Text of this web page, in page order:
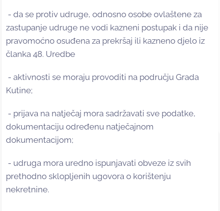
- da se protiv udruge, odnosno osobe ovlaštene za
zastupanje udruge ne vodi kazneni postupak i da nije
pravomoćno osuđena za prekršaj ili kazneno djelo iz
članka 48. Uredbe
- aktivnosti se moraju provoditi na području Grada
Kutine;
- prijava na natječaj mora sadržavati sve podatke,
dokumentaciju određenu natječajnom
dokumentacijom;
- udruga mora uredno ispunjavati obveze iz svih
prethodno sklopljenih ugovora o korištenju
nekretnine.